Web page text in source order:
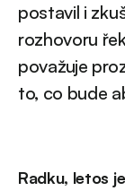
postavil i
rozhovoru
považuje
to, co bude
Radku, letos